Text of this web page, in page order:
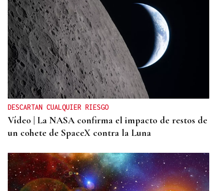
DESCARTAN CUALQUIER RIESGO
Vídeo | La NASA confirma el impacto de restos de
un cohete de SpaceX contra la Luna